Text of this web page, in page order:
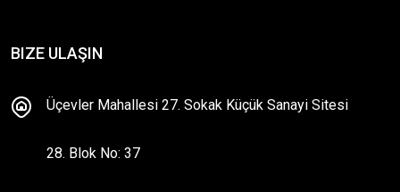
BIZE ULAŞIN
Üçevler Mahallesi 27. Sokak Küçük Sanayi Sitesi
28. Blok No: 37